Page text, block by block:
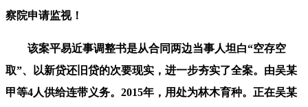
察院申请监视！
该案平易近事调整书是从合同两边当事人坦白“空存空
取”、以新贷还旧贷的次要现实，进一步夯实了全案。由吴某
甲等4人供给连带义务。2015年，用处为林木育种。正在吴某